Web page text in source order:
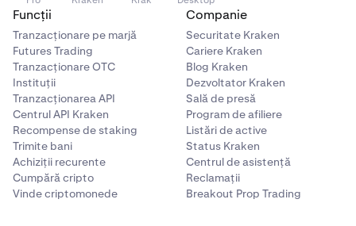
Funcții
Tranzacționare pe marjă
Futures Trading
Tranzacționare OTC
Instituții
Tranzacționarea API
Centrul API Kraken
Recompense de staking
Trimite bani
Achiziții recurente
Cumpără cripto
Vinde criptomonede
Companie
Securitate Kraken
Cariere Kraken
Blog Kraken
Dezvoltator Kraken
Sală de presă
Program de afiliere
Listări de active
Status Kraken
Centrul de asistență
Reclamații
Breakout Prop Trading